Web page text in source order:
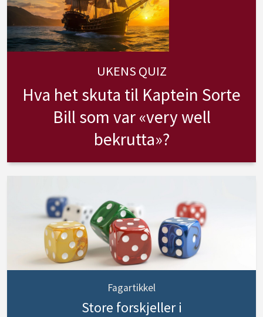
UKENS QUIZ
Hva het skuta til Kaptein Sorte
Bill som var «very well
bekrutta»?
Fagartikkel
Store forskjeller i